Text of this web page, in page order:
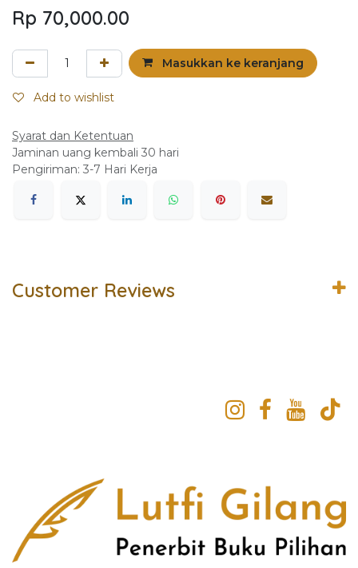
Rp 70,000.00
Masukkan ke keranjang
Add to wishlist
Syarat dan Ketentuan
Jaminan uang kembali 30 hari
Pengiriman: 3-7 Hari Kerja
Customer Reviews